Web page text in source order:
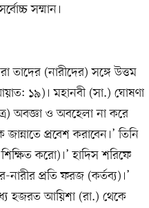
সম্মান।
তাদের (নারীদের) সঙ্গে উত্তম
১৯)। মহানবী (সা.) ঘোষণা
অবজ্ঞা ও অবহেলা না করে
প্রবেশ করাবেন।’ তিনি
করো)।’ হাদিস শরিফে
নারীর প্রতি ফরজ (কর্তব্য)।’
হজরত আয়িশা (রা.) থেকে